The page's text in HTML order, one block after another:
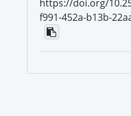
https://doi.org/
f991-452a-b13b-